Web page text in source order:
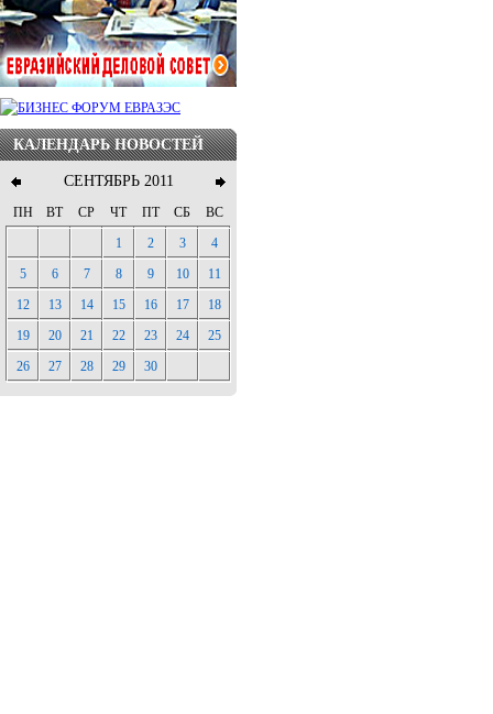
КАЛЕНДАРЬ НОВОСТЕЙ
СЕНТЯБРЬ 2011
ПН ВТ СР ЧТ ПТ СБ
ВС
1
2 3
4
5
6 7 8 9 10
11
12
13 14 15 16 17
18
19
20 21 22 23 24
25
26
27 28 29 30